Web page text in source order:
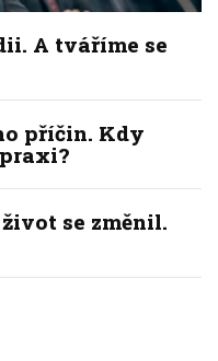
A tváříme se
příčin. Kdy
se změnil.